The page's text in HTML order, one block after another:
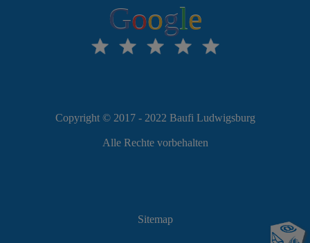
Google
Copyright © 2017 - 2022 Baufi Ludwigsburg
Alle Rechte vorbehalten
Sitemap